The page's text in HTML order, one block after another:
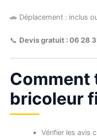
🚗 Déplacement : inclus
📞 Devis gratuit : 06 28
Comment
bricoleur
Vérifier les avis